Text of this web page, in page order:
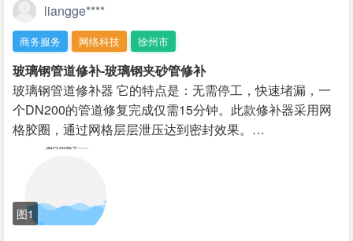
liangge****
商务服务 网络科技 徐州市
玻璃钢管道修补-玻璃钢夹砂管修补
玻璃钢管道修补器 它的特点是：无需停工，快速堵漏，一
个DN200的管道修复完成仅需15分钟。此款修补器采用网
格胶圈，通过网格层层泄压达到密封效果。…
图1